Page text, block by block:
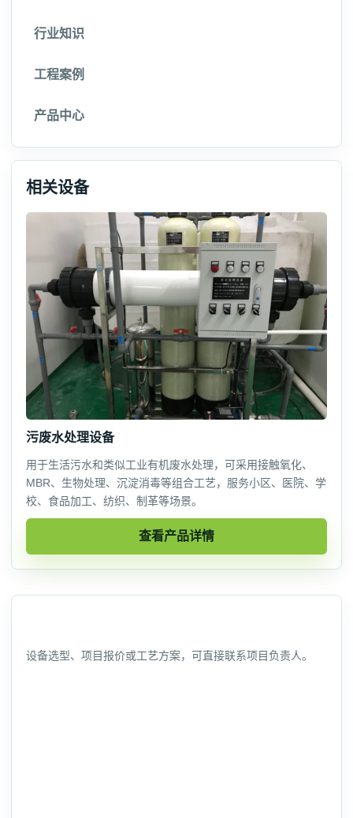
行业知识
工程案例
产品中心
相关设备
污废水处理设备
用于生活污水和类似工业有机废水处理，可采用接触氧化、
MBR、生物处理、沉淀消毒等组合工艺，服务小区、医院、学
校、食品加工、纺织、制革等场景。
查看产品详情
设备选型、项目报价或工艺方案，可直接联系项目负责人。